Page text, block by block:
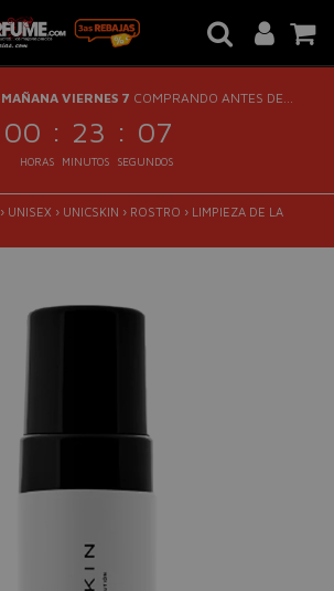
MAÑANA VIERNES 7 COMPRANDO ANTES DE...
00 : 23 : 06
HORAS MINUTOS SEGUNDOS
› UNISEX › UNICSKIN › ROSTRO › LIMPIEZA DE LA